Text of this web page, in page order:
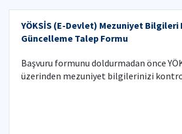
YÖKSİS (E-Devlet) Mezuniyet Bilgileri
Güncelleme Talep Formu
Başvuru formunu doldurmadan önce
üzerinden mezuniyet bilgilerinizi